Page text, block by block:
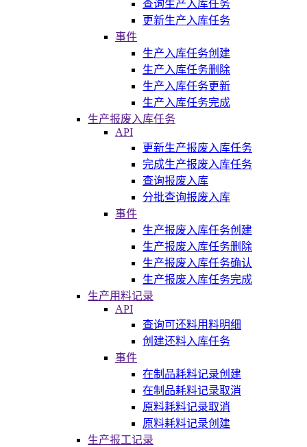
查询生产入库任务
更新生产入库任务
事件
生产入库任务创建
生产入库任务删除
生产入库任务更新
生产入库任务完成
生产报废入库任务
API
更新生产报废入库任务
完成生产报废入库任务
查询报废入库
分批查询报废入库
事件
生产报废入库任务创建
生产报废入库任务删除
生产报废入库任务确认
生产报废入库任务完成
生产用料记录
API
查询可还料用料明细
创建还料入库任务
事件
在制品耗料记录创建
在制品耗料记录取消
原料耗料记录取消
原料耗料记录创建
生产报工记录